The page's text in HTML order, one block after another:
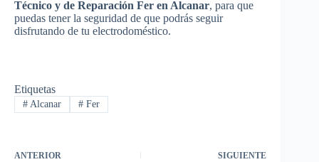
Técnico y de Reparación Fer en Alcanar, para que
puedas tener la seguridad de que podrás seguir
disfrutando de tu electrodoméstico.
Etiquetas
#Alcanar #Fer
ANTERIOR SIGUIENTE